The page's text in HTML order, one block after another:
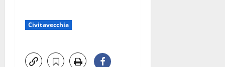
Civitavecchia